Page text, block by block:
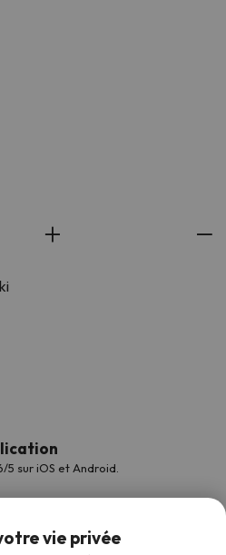
5 sur iOS et Android.
vie privée